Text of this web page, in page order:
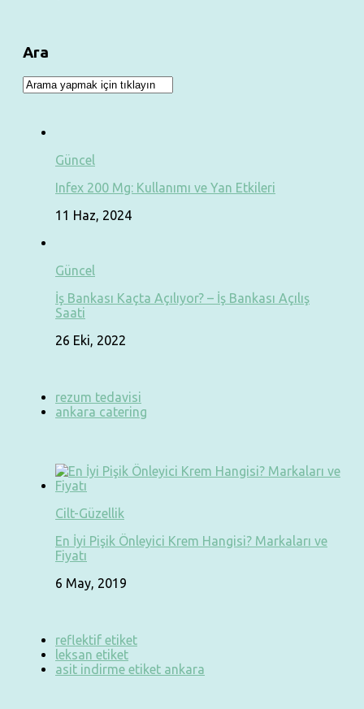
Ara
Güncel
Infex 200 Mg: Kullanımı ve Yan Etkileri
11 Haz, 2024
Güncel
İş Bankası Kaçta Açılıyor? – İş Bankası Açılış
Saati
26 Eki, 2022
rezum tedavisi
ankara catering
Cilt-Güzellik
En İyi Pişik Önleyici Krem Hangisi? Markaları ve
Fiyatı
6 May, 2019
reflektif etiket
leksan etiket
asit indirme etiket ankara